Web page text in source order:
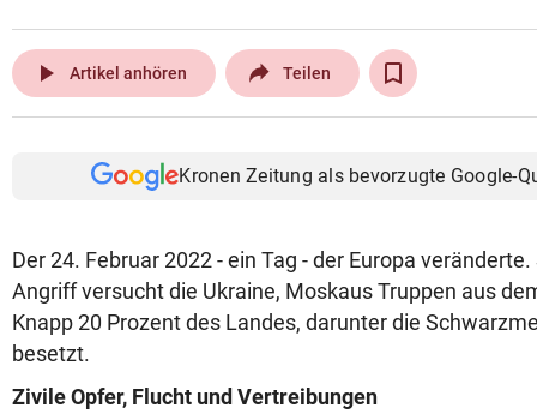
play_arrow Artikel anhören Teilen
Kronen Zeitung als bevorzugte Google-
Der 24. Februar 2022 - ein Tag - der Europa
Angriff versucht die Ukraine, Moskaus Truppen aus
Knapp 20 Prozent des Landes, darunter die
besetzt.
Zivile Opfer, Flucht und Vertreibungen